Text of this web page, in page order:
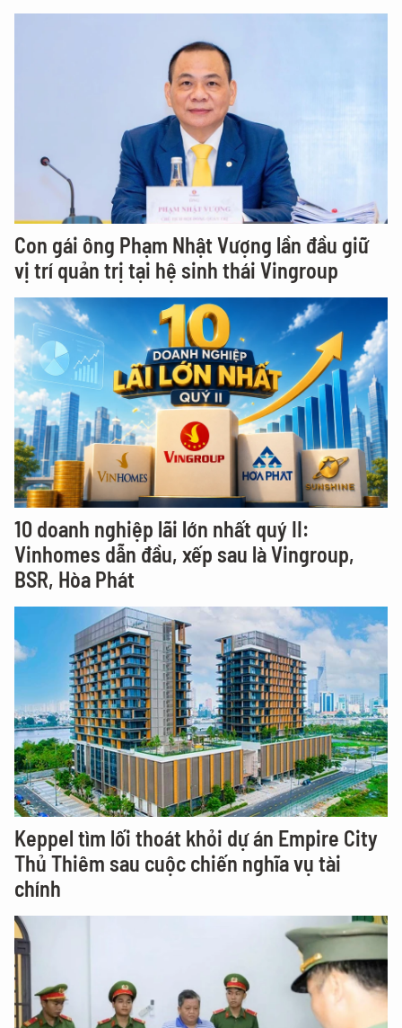
Con gái ông Phạm Nhật Vượng lần đầu giữ
vị trí quản trị tại hệ sinh thái Vingroup
10 doanh nghiệp lãi lớn nhất quý II:
Vinhomes dẫn đầu, xếp sau là Vingroup,
BSR, Hòa Phát
Keppel tìm lối thoát khỏi dự án Empire City
Thủ Thiêm sau cuộc chiến nghĩa vụ tài
chính